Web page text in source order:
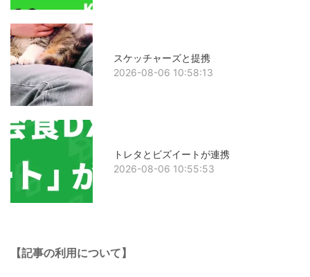
スケッチャーズと提携
2026-08-06 10:58:13
トレタとビズイートが連携
2026-08-06 10:55:53
【記事の利用について】